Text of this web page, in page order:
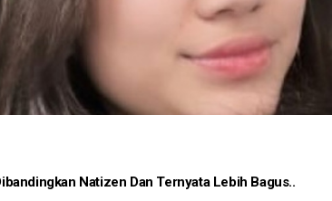
Natizen Dan Ternyata Lebih Bagus..